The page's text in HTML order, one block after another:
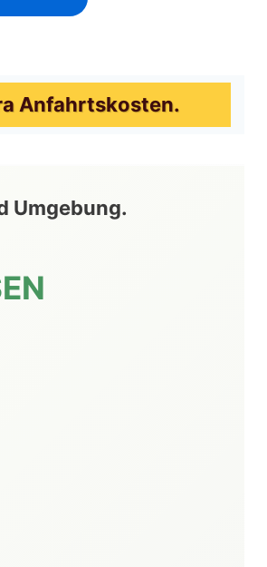
Anfahrtskosten.
Umgebung.